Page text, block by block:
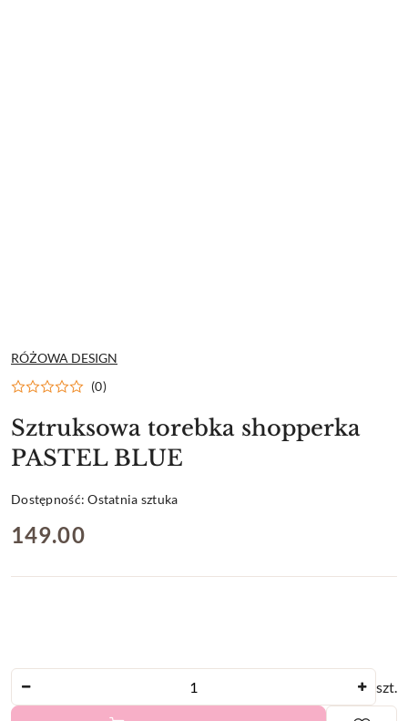
NAZWA
PRODUCENTA:
RÓŻOWA DESIGN
(0)
Sztruksowa torebka shopperka
PASTEL BLUE
Dostępność:Ostatnia sztuka
cena:
149.00
szt.